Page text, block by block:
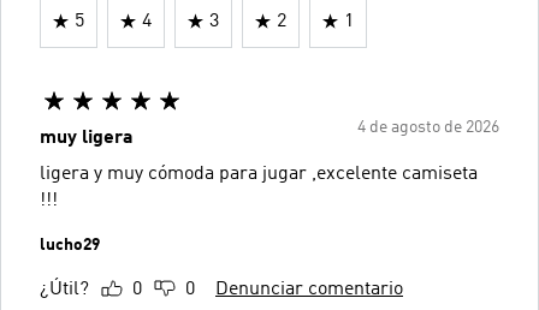
5 4 3 2 1
4 de agosto de 2026
muy ligera
ligera y muy cómoda para jugar ,excelente camiseta
!!!
lucho29
¿Útil? 0 0 Denunciar comentario